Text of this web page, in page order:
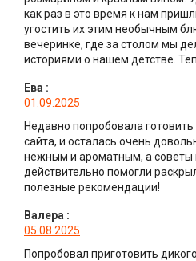
как раз в это время к нам
угостить их этим необычным
вечеринке, где за столом мы
историями о нашем детстве.
Ева :
01.09.2025
Недавно попробовала
сайта, и осталась очень
нежным и ароматным, а
действительно помогли
полезные рекомендации!
Валера :
05.08.2025
Попробовал приготовить